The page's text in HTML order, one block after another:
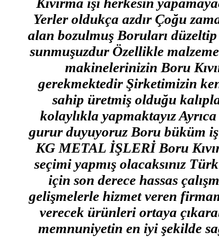
Yerler oldukça azdır Çoğu
alan bozulmuş Boruları
sunmuşuzdur Özellikle
makinelerinizin Boru
gerekmektedir Şirketimizin
sahip üretmiş olduğu
kolaylıkla yapmaktayız
gurur duyuyoruz Boru büküm
KG METAL İŞLERİ Boru
seçimi yapmış olacaksınız
için son derece hassas
gelişmelerle hizmet veren
verecek ürünleri ortaya
memnuniyetin en iyi şekilde